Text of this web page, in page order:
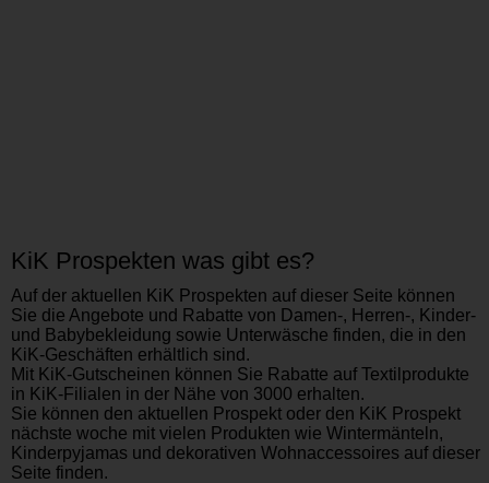
KiK Prospekten was gibt es?
Auf der aktuellen KiK Prospekten auf dieser Seite können
Sie die Angebote und Rabatte von Damen-, Herren-, Kinder-
und Babybekleidung sowie Unterwäsche finden, die in den
KiK-Geschäften erhältlich sind.
Mit KiK-Gutscheinen können Sie Rabatte auf Textilprodukte
in KiK-Filialen in der Nähe von 3000 erhalten.
Sie können den aktuellen Prospekt oder den KiK Prospekt
nächste woche mit vielen Produkten wie Wintermänteln,
Kinderpyjamas und dekorativen Wohnaccessoires auf dieser
Seite finden.